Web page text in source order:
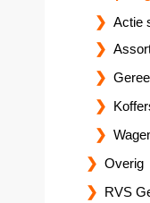
Actie
Overig
RVS